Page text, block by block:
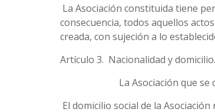
La Asociación constituida tiene
consecuencia, todos aquellos
creada, con sujeción a lo
Artículo 3. Nacionalidad y domicilio.
La Asociación que se crea
El domicilio social de la